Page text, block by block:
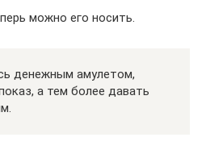
можно его носить.
денежным амулетом,
а тем более давать